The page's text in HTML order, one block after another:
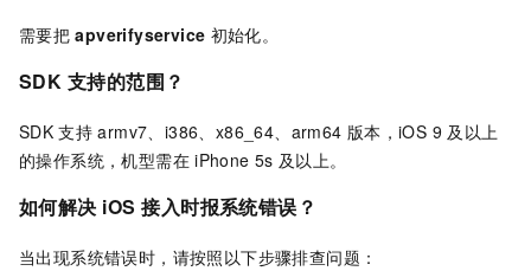
需要把 apverifyservice 初始化。
SDK 支持的范围？
SDK 支持 armv7、i386、x86_64、arm64 版本，iOS 9 及以上
的操作系统，机型需在 iPhone 5s 及以上。
如何解决 iOS 接入时报系统错误？
当出现系统错误时，请按照以下步骤排查问题：